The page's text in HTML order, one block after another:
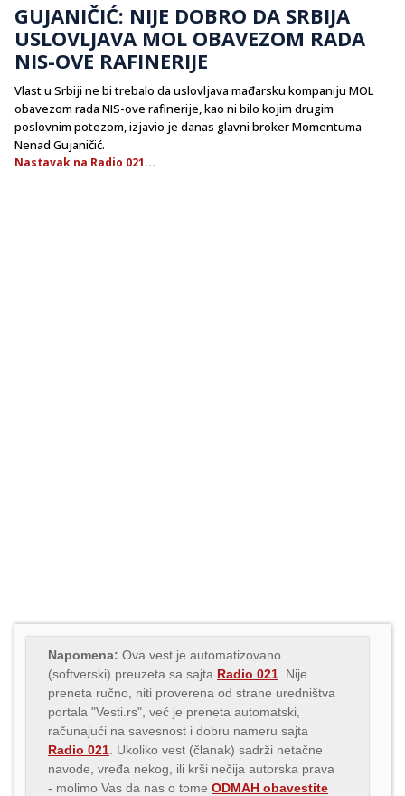
GUJANIČIĆ: NIJE DOBRO DA SRBIJA
USLOVLJAVA MOL OBAVEZOM RADA
NIS-OVE RAFINERIJE
Vlast u Srbiji ne bi trebalo da uslovljava mađarsku kompaniju MOL
obavezom rada NIS-ove rafinerije, kao ni bilo kojim drugim
poslovnim potezom, izjavio je danas glavni broker Momentuma
Nenad Gujaničić.
Nastavak na Radio 021...
Napomena: Ova vest je automatizovano
(softverski) preuzeta sa sajta Radio 021 . Nije
preneta ručno, niti proverena od strane uredništva
portala "Vesti.rs", već je preneta automatski,
računajući na savesnost i dobru nameru sajta
Radio 021 . Ukoliko vest (članak) sadrži netačne
navode, vređa nekog, ili krši nečija autorska prava
- molimo Vas da nas o tome ODMAH obavestite